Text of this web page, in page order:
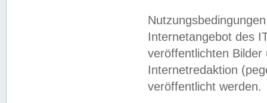
Internetangebot des
veröffentlichten
Internetredaktion
veröffentlicht werden.